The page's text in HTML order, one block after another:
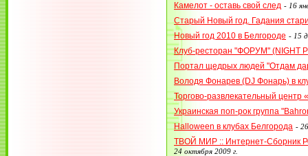
Камелот - оставь свой след - 16
Старый Новый год. Гадания
Новый год 2010 в Белгороде - 15
Клуб-ресторан "ФОРУМ" (NIGHT
Портал щедрых людей "Отдам
Володя Фонарев (DJ Фонарь) в
Торгово-развлекательный центр
Украинская поп-рок группа
Halloween в клубах Белгорода -
ТВОЙ МИР :: Интернет-Сборник
24 октября 2009 г.